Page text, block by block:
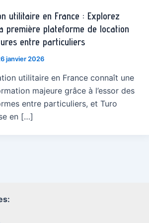
utilitaire en France : Explorez
première plateforme de location
entre particuliers
janvier 2026
utilitaire en France connaît une
majeure grâce à l’essor des
entre particuliers, et Turo
en […]